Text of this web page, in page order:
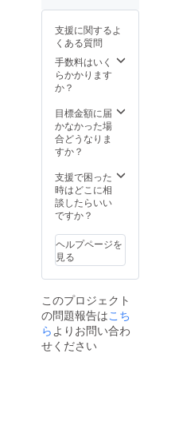
ズ：
W85xH
53mm
、材
質：プ
ラス
ツイー
トス
テッ
W115x
H160m
m、材
質：塩
付型ク
ファン
ディン
グでは
ありま
せん。
戦う世
界～』
どれに
なるか
は友浦
にお任
※HP掲
載は最
低一
はHPが
存在す
る限り
記載し
※カード
ズ：
W85xH
、材
質：プ
ラス
チック
す） ※
寄贈後
の本の
扱いは
寄贈先
に一任
ます。
※寄贈本
が『四
か『雨
の庭』
か『夜
勤～夜
れた者
だけが
戦う世
界～』
なるか
は友浦
にお任
せくだ
さい。
な
をそれ
ぞれお
書きく
ださ
がどの
施設に
なるか
せくだ
さい。
（寄贈
先を選
ことは
できか
ねま
す） ※
の本の
扱いは
寄贈先
に一任
する形
支援に関するよ
くある質問
手数料はいく
らかかります
か？
目標金額に届
かなかった場
合どうなりま
すか？
支援で困った
時はどこに相
談したらいい
ですか？
ヘルプページを
見る
このプロジェクト
の問題報告はこち
らよりお問い合わ
せください